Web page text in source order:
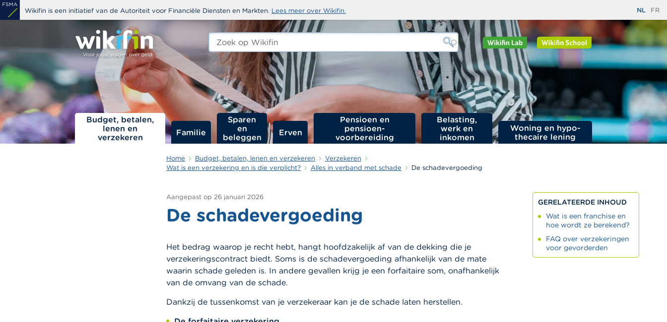
Overslaan
en
inhoud
gaan
Wikifin is een initiatief van de Autoriteit voor Financiële Diensten en Markten. Lees meer over Wikifin. NL FR
Zoeken
edit-
Budget, betalen,
lenen en
verzekeren
Familie
Sparen
en
beleggen
Erven
Pensioen en
pensioen­
voorbereiding
Belasting,
werk en
inkomen
Woning en hypo­
thecaire lening
Home Budget, betalen, lenen en verzekeren
Verzekeren
Wat is een verzekering en is die verplicht?
Alles in verband met schade De schadevergoeding
Aangepast op 26 januari 2026
De schadevergoeding
Het bedrag waarop je recht hebt, hangt hoofdzakelijk af van de dekking die je
verzekeringscontract biedt. Soms is de schadevergoeding afhankelijk van de mate
waarin schade geleden is. In andere gevallen krijg je een forfaitaire som, onafhankelijk
van de omvang van de schade.
Dankzij de tussenkomst van je verzekeraar kan je de schade laten herstellen.
GERELATEERDE INHOUD
Wat is een franchise en
hoe wordt ze berekend?
FAQ over verzekeringen
voor gevorderden